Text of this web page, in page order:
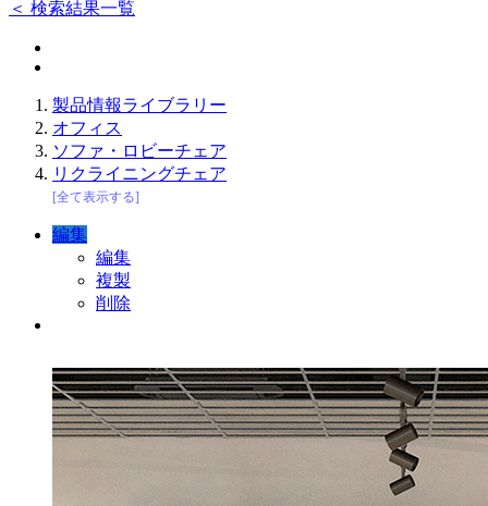
＜ 検索結果一覧
製品情報ライブラリー
オフィス
ソファ・ロビーチェア
リクライニングチェア
[全て表示する]
編集
編集
複製
削除